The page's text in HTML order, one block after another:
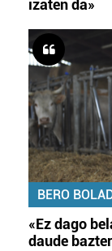
izaten da»
BERO
«Ez dago
daude